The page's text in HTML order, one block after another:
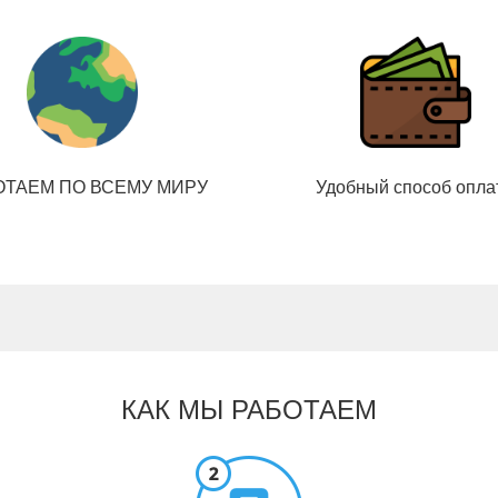
ПО ВСЕМУ МИРУ Удобный способ
КАК МЫ РАБОТАЕМ